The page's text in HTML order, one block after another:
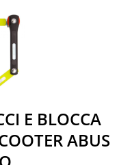
E BLOCCA
ABUS